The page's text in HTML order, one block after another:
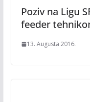
Poziv na Ligu
feeder
13. Augusta 2016.